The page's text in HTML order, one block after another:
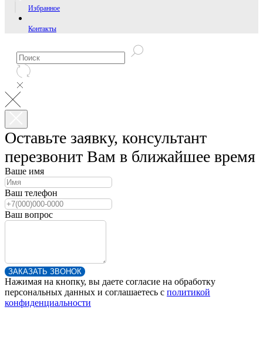
Избранное
Контакты
Оставьте заявку, консультант
перезвонит Вам в ближайшее время
Ваше имя
Ваш телефон
Ваш вопрос
ЗАКАЗАТЬ ЗВОНОК
Нажимая на кнопку, вы даете согласие на обработку
персональных данных и соглашаетесь c политикой
конфиденциальности